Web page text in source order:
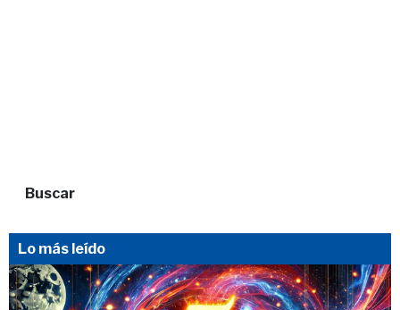
Buscar
Lo más leído